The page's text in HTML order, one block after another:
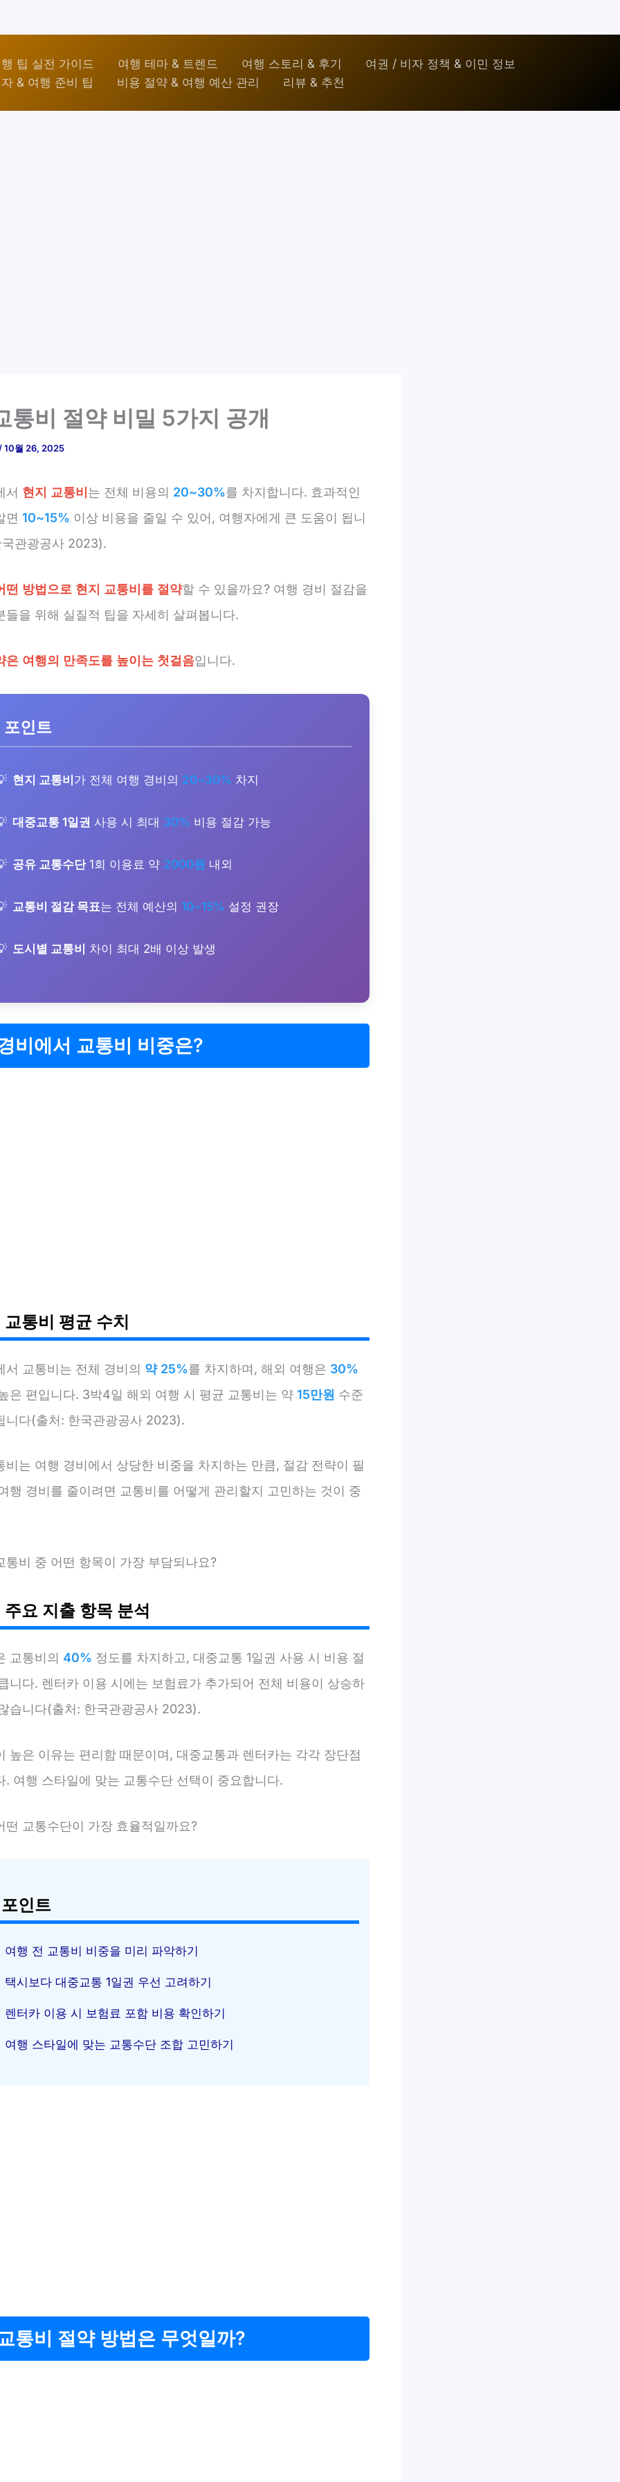
팁 실전 가이드 여행 테마 & 트렌드 여행 스토리 & 후기
여권 / 비자 정책 & 이민 정보
& 여행 준비 팁
비용 절약 & 여행 예산 관리 리뷰 & 추천
통비 절약 비밀 5가지 공개
10월 26, 2025
서 현지 교통비 는 전체 비용의 20~30%를 차지합니다. 효과적인
면 10~15% 이상 비용을 줄일 수 있어, 여행자에게 큰 도움이 됩니
관광공사 2023).
떤 방법으로 현지 교통비를 절약할 수 있을까요? 여행 경비 절감을
들을 위해 실질적 팁을 자세히 살펴봅니다.
은 여행의 만족도를 높이는 첫걸음입니다.
포인트
현지 교통비가 전체 여행 경비의 20~30% 차지
대중교통 1일권 사용 시 최대 30% 비용 절감 가능
공유 교통수단1회 이용료 약 2000원 내외
교통비 절감 목표는 전체 예산의 10~15% 설정 권장
도시별 교통비 차이 최대 2배 이상 발생
비에서 교통비 비중은?
통비 평균 수치
서 교통비는 전체 경비의 약 25%를 차지하며, 해외 여행은 30%
은 편입니다. 3박4일 해외 여행 시 평균 교통비는 약 15만원 수준
니다(출처: 한국관광공사 2023).
비는 여행 경비에서 상당한 비중을 차지하는 만큼, 절감 전략이 필
행 경비를 줄이려면 교통비를 어떻게 관리할지 고민하는 것이 중
통비 중 어떤 항목이 가장 부담되나요?
요 지출 항목 분석
교통비의 40% 정도를 차지하고, 대중교통 1일권 사용 시 비용 절
니다. 렌터카 이용 시에는 보험료가 추가되어 전체 비용이 상승하
습니다(출처: 한국관광공사 2023).
높은 이유는 편리함 때문이며, 대중교통과 렌터카는 각각 장단점
. 여행 스타일에 맞는 교통수단 선택이 중요합니다.
떤 교통수단이 가장 효율적일까요?
인트
여행 전 교통비 비중을 미리 파악하기
택시보다 대중교통 1일권 우선 고려하기
렌터카 이용 시 보험료 포함 비용 확인하기
여행 스타일에 맞는 교통수단 조합 고민하기
통비 절약 방법은 무엇일까?